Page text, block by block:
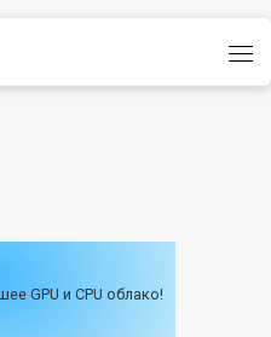
GPU и CPU облако!